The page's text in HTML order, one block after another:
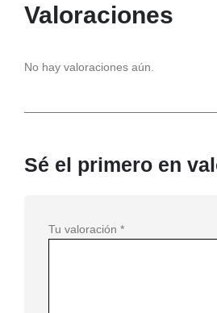
Valoraciones
No hay valoraciones aún.
Sé el primero en
Tu valoración *